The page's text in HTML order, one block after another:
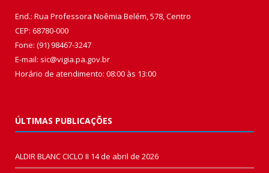
End.: Rua Professora Noêmia Belém, 578, Centro
CEP: 68780-000
Fone: (91) 98467-3247
E-mail: sic@vigia.pa.gov.br
Horário de atendimento: 08:00 às 13:00
ÚLTIMAS PUBLICAÇÕES
ALDIR BLANC CICLO II 14 de abril de 2026